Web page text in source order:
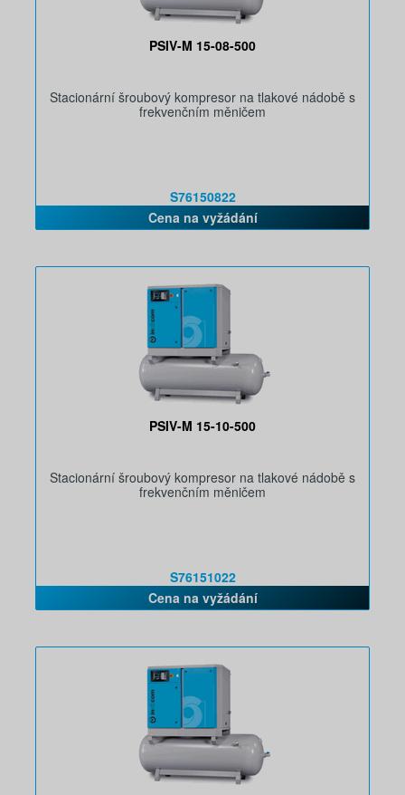
PSIV-M 15-08-500
Stacionární šroubový kompresor na tlakové nádobě s
frekvenčním měničem
S76150822
Cena na vyžádání
PSIV-M 15-10-500
Stacionární šroubový kompresor na tlakové nádobě s
frekvenčním měničem
S76151022
Cena na vyžádání